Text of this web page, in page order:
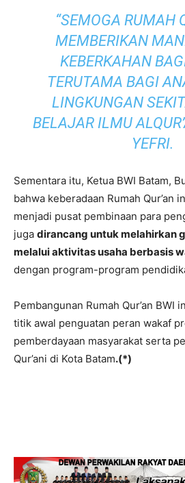
“SEMOGA RUMAH
MEMBERIKAN
KEBERKAHAN
TERUTAMA BAGI
LINGKUNGAN
BELAJAR ILMU
YEFRI.
Sementara itu, Ketua BWI Batam,
bahwa keberadaan Rumah Qur’an
menjadi pusat pembinaan para
juga dirancang untuk melahirkan
melalui aktivitas usaha berbasis
dengan program-program
Pembangunan Rumah Qur’an BWI
titik awal penguatan peran wakaf
pemberdayaan masyarakat serta
Qur’ani di Kota Batam.(*)